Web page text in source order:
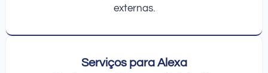
externas.
Serviços para Alexa